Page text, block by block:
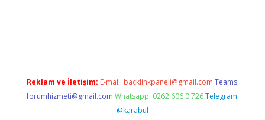
Reklam ve İletişim: E-mail: backlinkpaneli@gmail.com Teams:
forumhizmeti@gmail.com Whatsapp: 0262 606 0 726 Telegram:
@karabul